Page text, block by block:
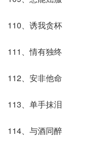
110、诱我贪杯
111、情有独终
112、安非他命
113、单手抹泪
114、与酒同醉